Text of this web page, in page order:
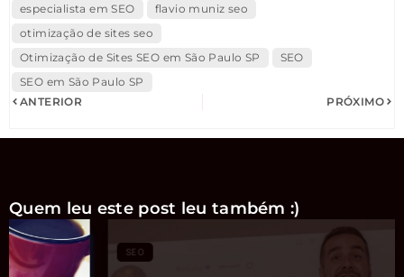
especialista em SEO
flavio muniz seo
otimização de sites seo
Otimização de Sites SEO em São Paulo SP
SEO
SEO em São Paulo SP
ANTERIOR
PRÓXIMO
Quem leu este post leu também :)